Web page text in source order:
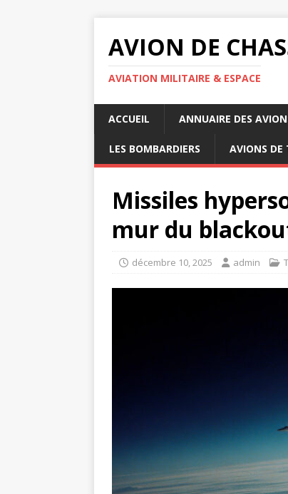
AVION DE
AVIATION MILITAIRE & ESPACE
ACCUEIL ANNUAIRE DES
LES BOMBARDIERS AVIONS DE
Missiles
mur du
décembre 10, 2025 admin